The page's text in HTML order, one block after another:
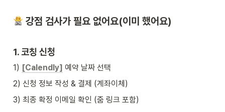
강점 검사가 필요 없어요(이미 했어요)
1. 코칭 신청
1) [Calendly] 예약 날짜 선택
2) 신청 정보 작성 & 결제 (계좌이체)
3) 최종 확정 이메일 확인 (줌 링크 포함)